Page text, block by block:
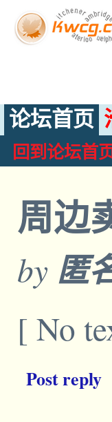
论坛首页
回到论坛首
周边
by 匿
[ No
Post reply